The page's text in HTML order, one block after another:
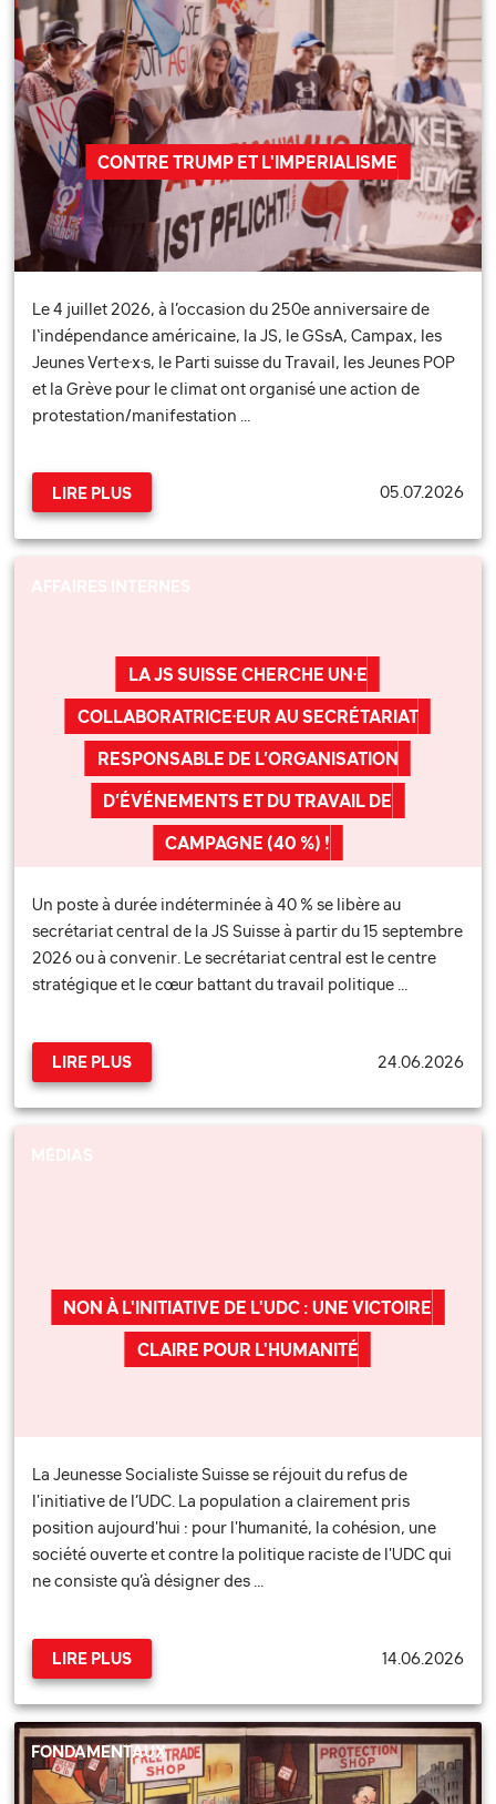
CONTRE TRUMP ET L'IMPERIALISME
Le 4 juillet 2026, à l’occasion du 250e anniversaire de
l‘indépendance américaine, la JS, le GSsA, Campax, les
Jeunes Vert·e·x·s, le Parti suisse du Travail, les Jeunes POP
et la Grève pour le climat ont organisé une action de
protestation/manifestation …
LIRE PLUS 05.07.2026
LA JS SUISSE CHERCHE UN·E
COLLABORATRICE·EUR AU SECRÉTARIAT
RESPONSABLE DE L’ORGANISATION
D’ÉVÉNEMENTS ET DU TRAVAIL DE
CAMPAGNE (40 %) !
Un poste à durée indéterminée à 40 % se libère au
secrétariat central de la JS Suisse à partir du 15 septembre
2026 ou à convenir. Le secrétariat central est le centre
stratégique et le cœur battant du travail politique …
LIRE PLUS 24.06.2026
NON À L'INITIATIVE DE L'UDC : UNE VICTOIRE
CLAIRE POUR L'HUMANITÉ
La Jeunesse Socialiste Suisse se réjouit du refus de
l'initiative de l’UDC. La population a clairement pris
position aujourd'hui : pour l'humanité, la cohésion, une
société ouverte et contre la politique raciste de l'UDC qui
ne consiste qu’à désigner des …
LIRE PLUS 14.06.2026
FONDAMENTAUX